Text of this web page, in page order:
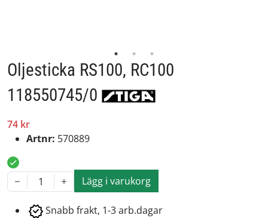
Oljesticka RS100, RC100
118550745/0
74 kr
Artnr: 570889
1 Lägg i varukorg
Snabb frakt, 1-3 arb.dagar